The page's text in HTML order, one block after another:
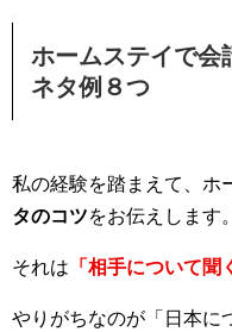
ホームステイで会
ネタ例８つ
私の経験を踏まえて、ホ
タのコツをお伝えします。
それは 「相手について聞
やりがちなのが「日本に